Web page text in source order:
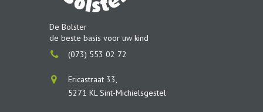
De Bolster
de beste basis voor uw kind
(073) 553 02 72
Ericastraat 33,
5271 KL Sint-Michielsgestel